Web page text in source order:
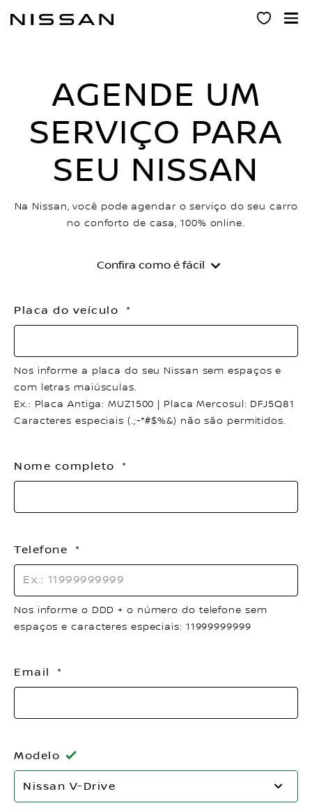
para
AGENDE UM
SERVIÇO PARA
SEU NISSAN
Na Nissan, você pode agendar o serviço do seu carro
no conforto de casa, 100% online.
Confira como é fácil
Placa do veículo
Nos informe a placa do seu Nissan sem espaços e
com letras maiúsculas.
Ex.: Placa Antiga: MUZ1500 | Placa Mercosul: DFJ5Q81
Caracteres especiais (.;-*#$%&) não são permitidos.
Nome completo
Telefone
Nos informe o DDD + o número do telefone sem
espaços e caracteres especiais: 11999999999
Email
Modelo
Nissan V-Drive